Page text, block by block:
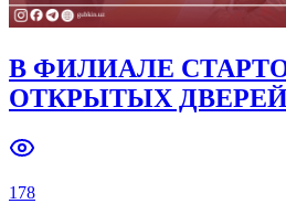
В ФИЛИАЛЕ
ОТКРЫТЫХ
178